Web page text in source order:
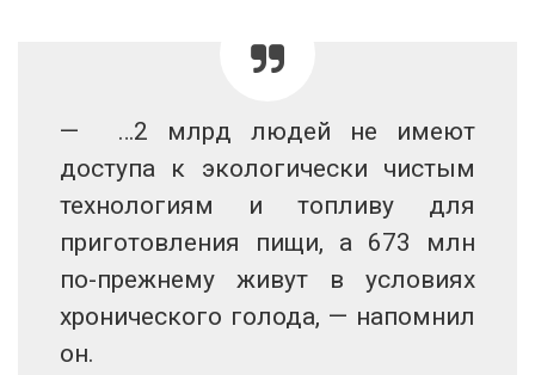
— …2 млрд людей не имеют
доступа к экологически чистым
технологиям и топливу для
приготовления пищи, а 673 млн
по-прежнему живут в условиях
хронического голода, — напомнил
он.